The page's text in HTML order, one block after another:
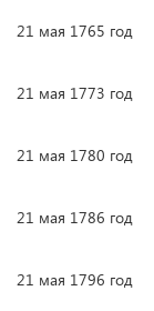
21 мая 1765 год
21 мая 1773 год
21 мая 1780 год
21 мая 1786 год
21 мая 1796 год